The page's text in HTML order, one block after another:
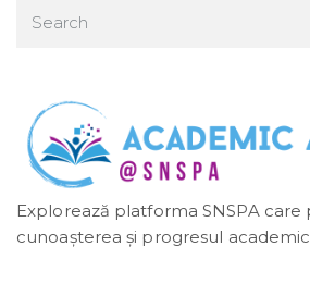
Explorează platforma SNSPA care
cunoașterea și progresul academic